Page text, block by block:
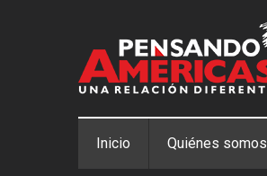
Inicio Quiénes somos